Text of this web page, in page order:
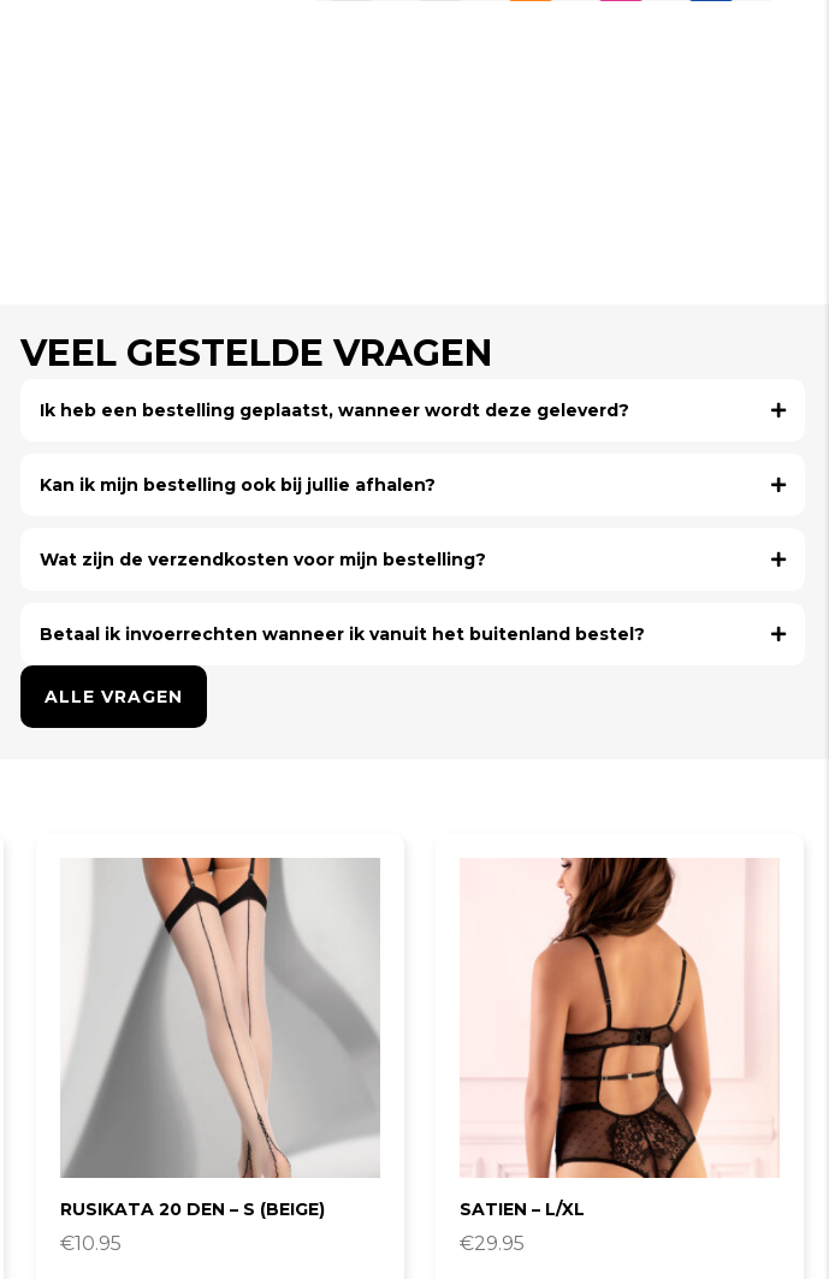
VEEL GESTELDE VRAGEN
Ik heb een bestelling geplaatst, wanneer wordt deze geleverd?
Kan ik mijn bestelling ook bij jullie afhalen?
Wat zijn de verzendkosten voor mijn bestelling?
Betaal ik invoerrechten wanneer ik vanuit het buitenland bestel?
ALLE VRAGEN
RUSIKATA 20 DEN – S (BEIGE)
€10.95
SATIEN – L/XL
€29.95